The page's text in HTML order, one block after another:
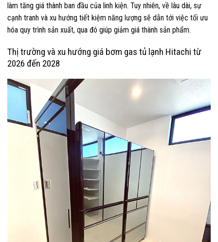
làm tăng giá thành ban đầu của linh kiện. Tuy nhiên, về lâu dài, sự
cạnh tranh và xu hướng tiết kiệm năng lượng sẽ dẫn tới việc tối ưu
hóa quy trình sản xuất, qua đó giúp giảm giá thành sản phẩm.
Thị trường và xu hướng giá bơm gas tủ lạnh Hitachi từ
2026 đến 2028